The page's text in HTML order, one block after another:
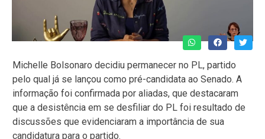
Michelle Bolsonaro decidiu permanecer no PL, partido
pelo qual já se lançou como pré-candidata ao Senado. A
informação foi confirmada por aliadas, que destacaram
que a desistência em se desfiliar do PL foi resultado de
discussões que evidenciaram a importância de sua
candidatura para o partido.